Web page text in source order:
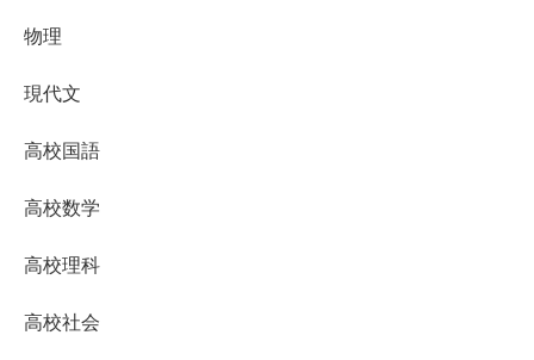
物理
現代文
高校国語
高校数学
高校理科
高校社会